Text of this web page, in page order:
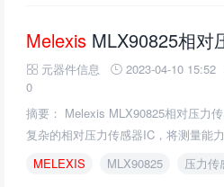
Melexis MLX90825相对压力传感器的介绍
元器件信息 2023-04-10 15:52
0
摘要： Melexis MLX90825相对压力
复杂的相对压力传感器IC，将测量能
新的水平。
MELEXIS MLX90825 压力传